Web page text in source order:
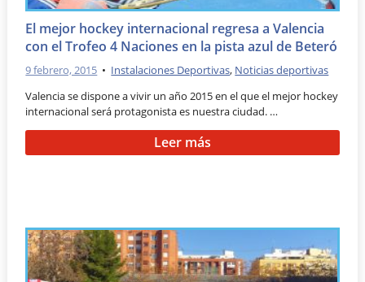
El mejor hockey internacional regresa a Valencia
con el Trofeo 4 Naciones en la pista azul de Beteró
9 febrero, 2015 • Instalaciones Deportivas, Noticias deportivas
Valencia se dispone a vivir un año 2015 en el que el mejor hockey
internacional será protagonista es nuestra ciudad. …
Leer más